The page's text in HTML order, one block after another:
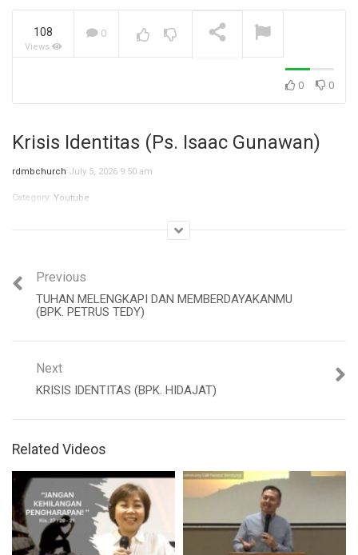
Jangan Biarkan Masa Lalu,
Depanmu! (Ibu Siane)
108
Views
0
0 0
Krisis Identitas (Ps. Isaac Gunawan)
rdmbchurch July 5, 2026 9:50 am
Category: Youtube
Previous
TUHAN MELENGKAPI DAN MEMBERDAYAKANMU
(BPK. PETRUS TEDY)
Next
KRISIS IDENTITAS (BPK. HIDAJAT)
Related Videos